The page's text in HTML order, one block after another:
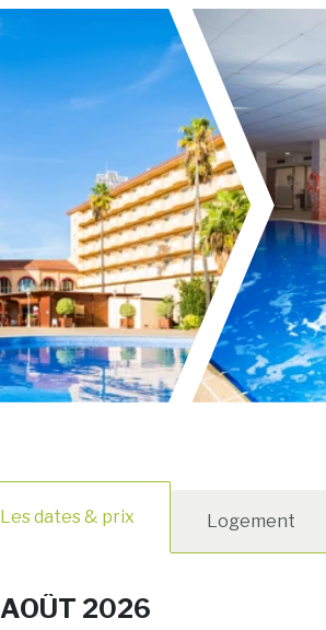
Les dates & prix Logement
AOÛT 2026